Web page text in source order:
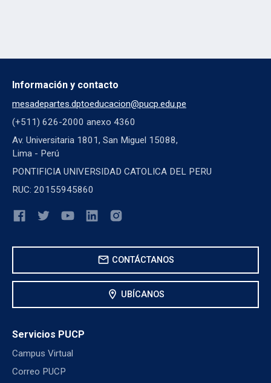
Información y contacto
mesadepartes.dptoeducacion@pucp.edu.pe
(+511) 626-2000 anexo 4360
Av. Universitaria 1801, San Miguel 15088,
Lima - Perú
PONTIFICIA UNIVERSIDAD CATOLICA DEL PERU
RUC: 20155945860
mail CONTÁCTANOS
location_on UBÍCANOS
Servicios PUCP
Campus Virtual
Correo PUCP